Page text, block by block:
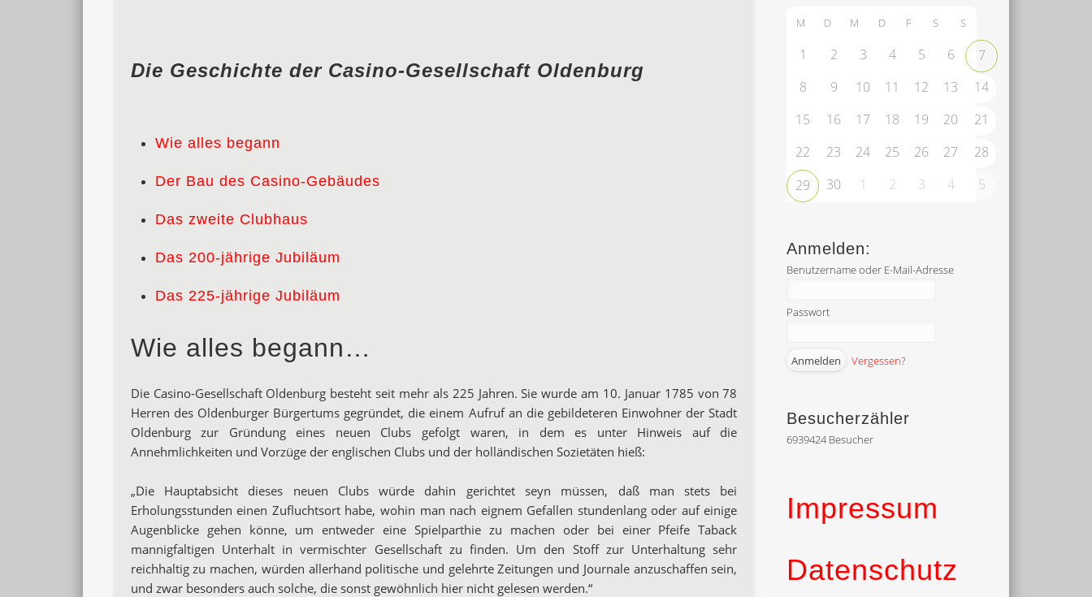
Die Geschichte der Casino-Gesellschaft Oldenburg
Wie alles begann
Der Bau des Casino-Gebäudes
Das zweite Clubhaus
Das 200-jährige Jubiläum
Das 225-jährige Jubiläum
Wie alles begann…
Die Casino-Gesellschaft Oldenburg besteht seit mehr als 225 Jahren. Sie wurde am 10. Januar 1785 von 78
Herren des Oldenburger Bürgertums gegründet, die einem Aufruf an die gebildeteren Einwohner der Stadt
Oldenburg zur Gründung eines neuen Clubs gefolgt waren, in dem es unter Hinweis auf die
Annehmlichkeiten und Vorzüge der englischen Clubs und der holländischen Sozietäten hieß:
„Die Hauptabsicht dieses neuen Clubs würde dahin gerichtet seyn müssen, daß man stets bei
Erholungsstunden einen Zufluchtsort habe, wohin man nach eignem Gefallen stundenlang oder auf einige
Augenblicke gehen könne, um entweder eine Spielparthie zu machen oder bei einer Pfeife Taback
mannigfaltigen Unterhalt in vermischter Gesellschaft zu finden. Um den Stoff zur Unterhaltung sehr
reichhaltig zu machen, würden allerhand politische und gelehrte Zeitungen und Journale anzuschaffen sein,
und zwar besonders auch solche, die sonst gewöhnlich hier nicht gelesen werden.“
M D M D F S S
1 2 3 4 5 6
7
8
9 10 11 12 13
14
15
16 17 18 19 20
21
22
23 24 25 26 27
28
29
30 1 2 3 4 5
Anmelden:
Benutzername oder E-Mail-Adresse
Passwort
Vergessen?
Besucherzähler
6939424Besucher
Impressum
Datenschutz